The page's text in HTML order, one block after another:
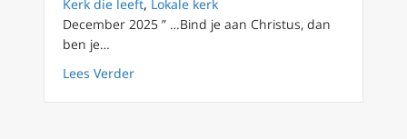
Kerk die leeft, Lokale kerk
December 2025 ” …Bind je aan Christus, dan
ben je…
Lees Verderabout Kerstgesprek van Paul Bonarius met